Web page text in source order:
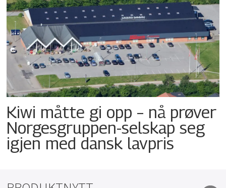
Kiwi måtte gi opp – nå prøver
Norgesgruppen-selskap seg
igjen med dansk lavpris